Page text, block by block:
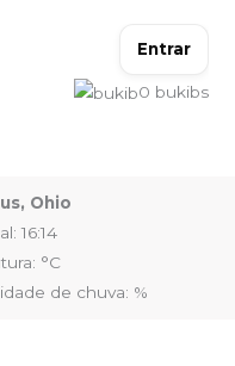
Entrar
0 bukibs
Ohio
16:14
°C
de chuva: %